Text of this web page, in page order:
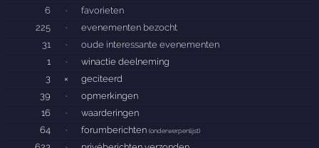
6
·
favorieten
225
·
evenementen bezocht
31
·
oude interessante evenementen
1
·
winactie deelneming
3
×
geciteerd
39
·
opmerkingen
16
·
waarderingen
64
· forumberichten(onderwerpenlijst)